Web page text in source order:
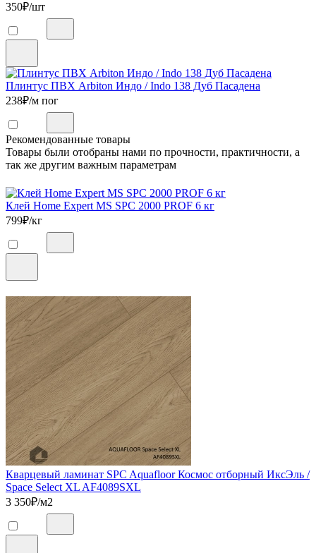
350₽/шт
Плинтус ПВХ Arbiton Индо / Indo 138 Дуб Пасадена
238₽/м пог
Рекомендованные товары
Товары были отобраны нами по прочности, практичности, а
так же другим важным параметрам
Клей Home Expert MS SPC 2000 PROF 6 кг
799₽/кг
Кварцевый ламинат SPC Aquafloor Космос отборный ИксЭль /
Space Select XL AF4089SXL
3 350₽/м2